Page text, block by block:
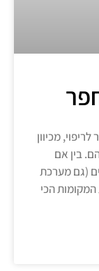
מכיוון
בין אם
(גם מערכת
הכי